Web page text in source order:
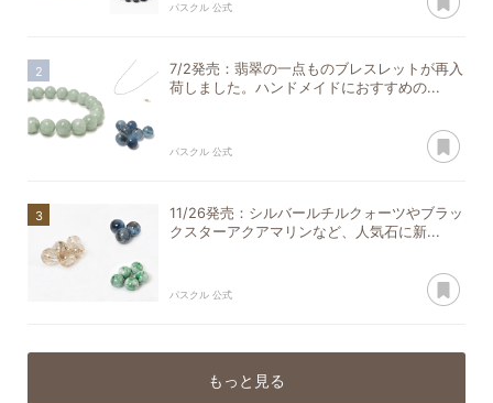
パスクル 公式
7/2発売：翡翠の一点ものブレスレットが再入
荷しました。ハンドメイドにおすすめの...
パスクル 公式
11/26発売：シルバールチルクォーツやブラッ
クスターアクアマリンなど、人気石に新...
パスクル 公式
もっと見る